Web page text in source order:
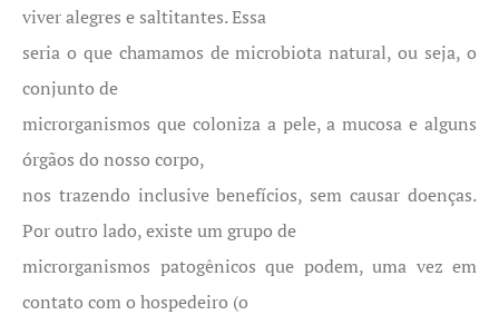
viver alegres e saltitantes. Essa
seria o que chamamos de microbiota natural, ou seja, o
conjunto de
microrganismos que coloniza a pele, a mucosa e alguns
órgãos do nosso corpo,
nos trazendo inclusive benefícios, sem causar doenças.
Por outro lado, existe um grupo de
microrganismos patogênicos que podem, uma vez em
contato com o hospedeiro (o